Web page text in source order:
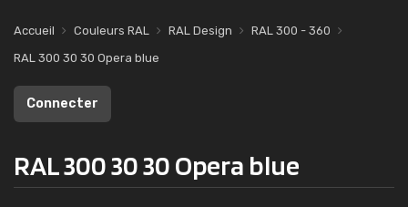
Accueil Couleurs RAL RAL Design
RAL 300 - 360
RAL 300 30 30 Opera blue
Connecter
RAL 300 30 30 Opera blue